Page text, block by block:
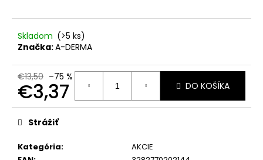
Skladom (>5 ks)
Značka:A-DERMA
€13,50 –75 %
€3,37
Jednotková
cena:
DO KOŠÍKA
Kategória:
AKCIE
Strážiť
RELIEF
PLÁTENNÁ
NA
OBNOVU
KOŽNEJ
BARIÉRY
A
UPOKOJENIE
PLETI,
ML